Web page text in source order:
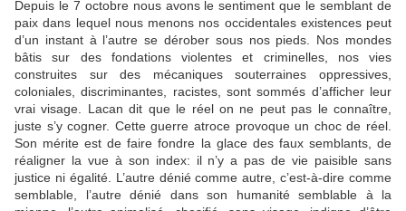
Depuis le 7 octobre nous avons le sentiment que le semblant de
paix dans lequel nous menons nos occidentales existences peut
d’un instant à l’autre se dérober sous nos pieds. Nos mondes
bâtis sur des fondations violentes et criminelles, nos vies
construites sur des mécaniques souterraines oppressives,
coloniales, discriminantes, racistes, sont sommés d’afficher leur
vrai visage. Lacan dit que le réel on ne peut pas le connaître,
juste s’y cogner. Cette guerre atroce provoque un choc de réel.
Son mérite est de faire fondre la glace des faux semblants, de
réaligner la vue à son index: il n’y a pas de vie paisible sans
justice ni égalité. L’autre dénié comme autre, c’est-à-dire comme
semblable, l’autre dénié dans son humanité semblable à la